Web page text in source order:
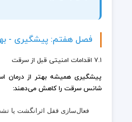
فصل هفتم: پیشگیری -
۷.۱ اقدامات امنیتی قبل از سرقت
پیشگیری همیشه بهتر از درمان
شانس سرقت را کاهش می‌دهند:
فعال‌سازی قفل اثرانگشت یا